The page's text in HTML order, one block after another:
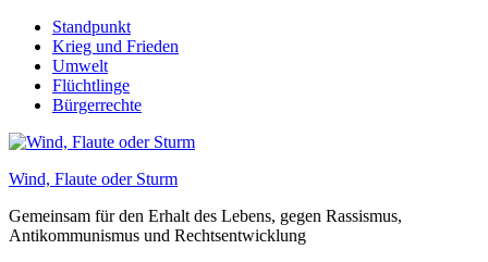
Skip
content
Standpunkt
Krieg und Frieden
Umwelt
Flüchtlinge
Bürgerrechte
Wind, Flaute oder Sturm
Gemeinsam für den Erhalt des Lebens, gegen Rassismus,
Antikommunismus und Rechtsentwicklung